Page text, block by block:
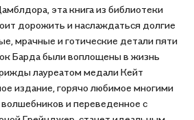
эта книга из библиотеки
дорожить и наслаждаться долгие
мрачные и готические детали пяти
Барда были воплощены в жизнь
лауреатом медали Кейт
издание, горячо любимое многими
и переведенное с